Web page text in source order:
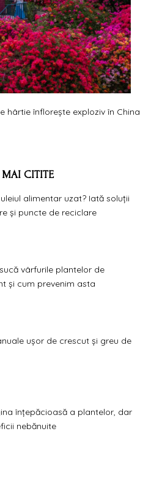
hârtie înflorește exploziv în China
MAI CITITE
alimentar uzat? Iată soluții
și puncte de reciclare
vârfurile plantelor de
și cum prevenim asta
ușor de crescut și greu de
înțepăcioasă a plantelor, dar
nebănuite